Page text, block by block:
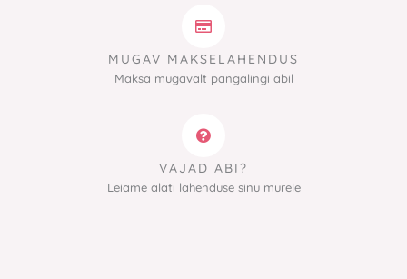
MUGAV MAKSELAHENDUS
Maksa mugavalt pangalingi abil
VAJAD ABI?
Leiame alati lahenduse sinu murele